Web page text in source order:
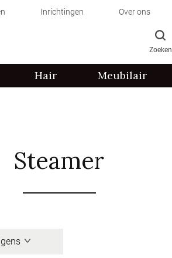
Inrichtingen Over ons
Zoeken
Hair Meubilair
Steamer